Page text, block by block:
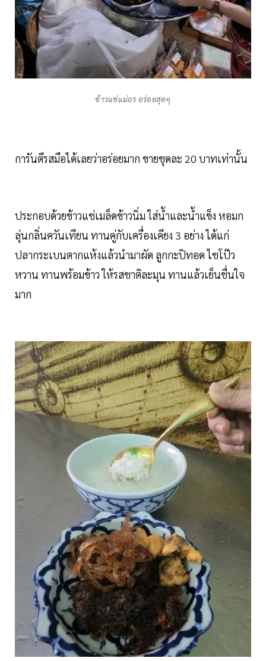
ข้าวแช่แม่อร อร่อยสุดๆ
การันตีรสมือได้เลยว่าอร่อยมาก ขายชุดละ 20 บาทเท่านั้น
ประกอบด้วยข้าวแช่เมล็ดข้าวนิ่ม ใส่น้ำและน้ำแข็ง หอมก
ลุ่นกลิ่นควันเทียน ทานคู่กับเครื่องเคียง 3 อย่าง ได้แก่
ปลากระเบนตากแห้งแล้วนำมาผัด ลูกกะปิทอด ไชโป๊ว
หวาน ทานพร้อมข้าว ให้รสชาติละมุน ทานแล้วเย็นชื่นใจ
มาก